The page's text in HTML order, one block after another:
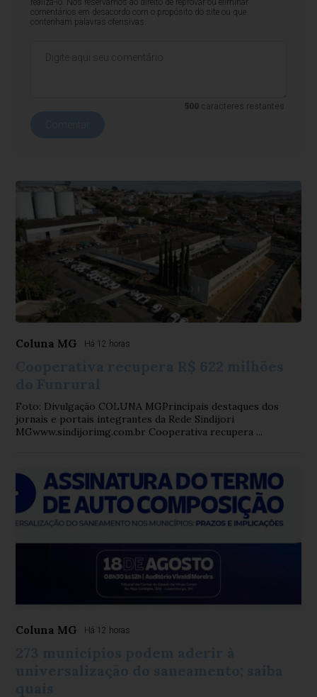
comentários em desacordo com o propósito do site ou que
contenham palavras ofensivas.
500 caracteres restantes.
Coluna MG Há 12 horas
Foto: Divulgação COLUNA MGPrincipais destaques dos
jornais e portais integrantes da Rede Sindijori
MGwww.sindijorimg.com.br Cooperativa recupera ...
Coluna MG Há 12 horas